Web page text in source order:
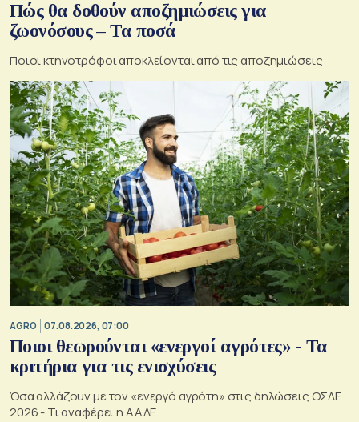
Πώς θα δοθούν αποζημιώσεις για
ζωονόσους – Τα ποσά
Ποιοι κτηνοτρόφοι αποκλείονται από τις αποζημιώσεις
AGRO 07.08.2026, 07:00
Ποιοι θεωρούνται «ενεργοί αγρότες» - Τα
κριτήρια για τις ενισχύσεις
Όσα αλλάζουν με τον «ενεργό αγρότη» στις δηλώσεις ΟΣΔΕ
2026 - Τι αναφέρει η ΑΑΔΕ